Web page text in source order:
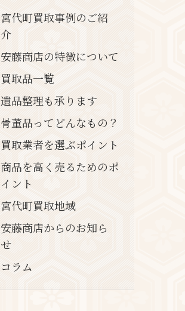
宮代町買取事例のご紹
介
安藤商店の特徴について
買取品一覧
遺品整理も承ります
骨董品ってどんなもの？
買取業者を選ぶポイント
商品を高く売るためのポ
イント
宮代町買取地域
安藤商店からのお知ら
せ
コラム